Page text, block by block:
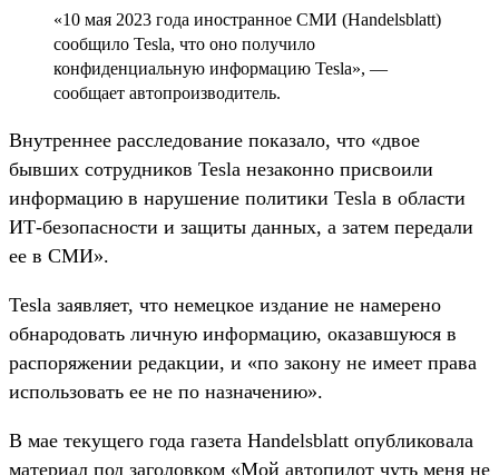
«10 мая 2023 года иностранное СМИ (Handelsblatt)
сообщило Tesla, что оно получило
конфиденциальную информацию Tesla», —
сообщает автопроизводитель.
Внутреннее расследование показало, что «двое
бывших сотрудников Tesla незаконно присвоили
информацию в нарушение политики Tesla в области
ИТ-безопасности и защиты данных, а затем передали
ее в СМИ».
Tesla заявляет, что немецкое издание не намерено
обнародовать личную информацию, оказавшуюся в
распоряжении редакции, и «по закону не имеет права
использовать ее не по назначению».
В мае текущего года газета Handelsblatt опубликовала
материал под заголовком «Мой автопилот чуть меня не